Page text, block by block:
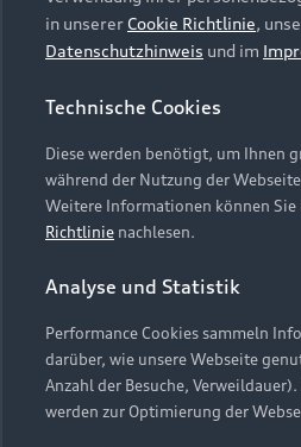
in unserer Cookie Richtlinie,
Datenschutzhinweis und im
Technische Cookies
Diese werden benötigt, um Ihnen
während der Nutzung der
Weitere Informationen können Sie
Richtlinie nachlesen.
Analyse und Statistik
Performance Cookies sammeln
darüber, wie unsere Webseite
Anzahl der Besuche, Verweildauer).
werden zur Optimierung der
Geschäftskunden
Audi digital services
myAudi
Audi Code
Online-Terminvereinbarung
Servicekontakt
Vertrag widerrufen
Unternehmen
Karriere
Investor Relations
Presse & Media Center
Datenschutz
Audi erleben
Newsletter
Impressum Rechtliches
Datenschutzinformation
Cookie-Richtlinie
Hinweis: Die aktuelle
Embleme am Fahrzeug bei
Webseite kann abweichen.